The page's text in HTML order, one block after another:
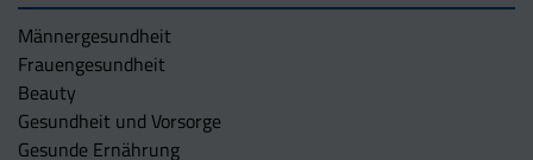
Männergesundheit
Frauengesundheit
Beauty
Gesundheit und Vorsorge
Gesunde Ernährung